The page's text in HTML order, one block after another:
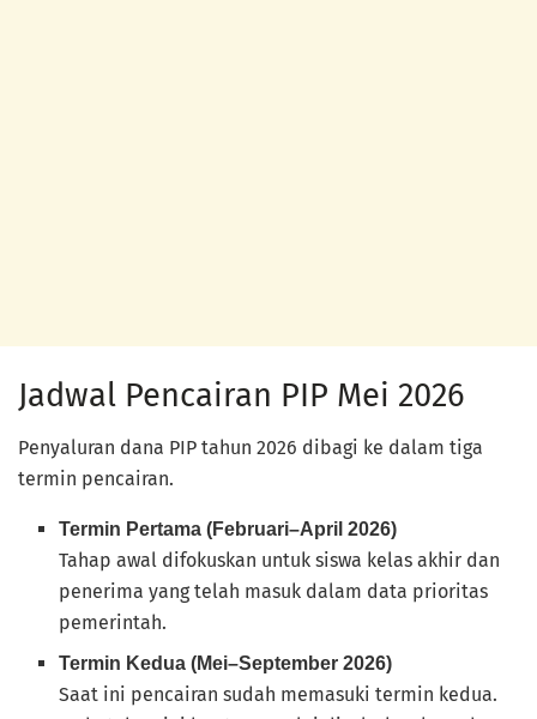
Jadwal Pencairan PIP Mei 2026
Penyaluran dana PIP tahun 2026 dibagi ke dalam tiga
termin pencairan.
Termin Pertama (Februari–April 2026)
Tahap awal difokuskan untuk siswa kelas akhir dan
penerima yang telah masuk dalam data prioritas
pemerintah.
Termin Kedua (Mei–September 2026)
Saat ini pencairan sudah memasuki termin kedua.